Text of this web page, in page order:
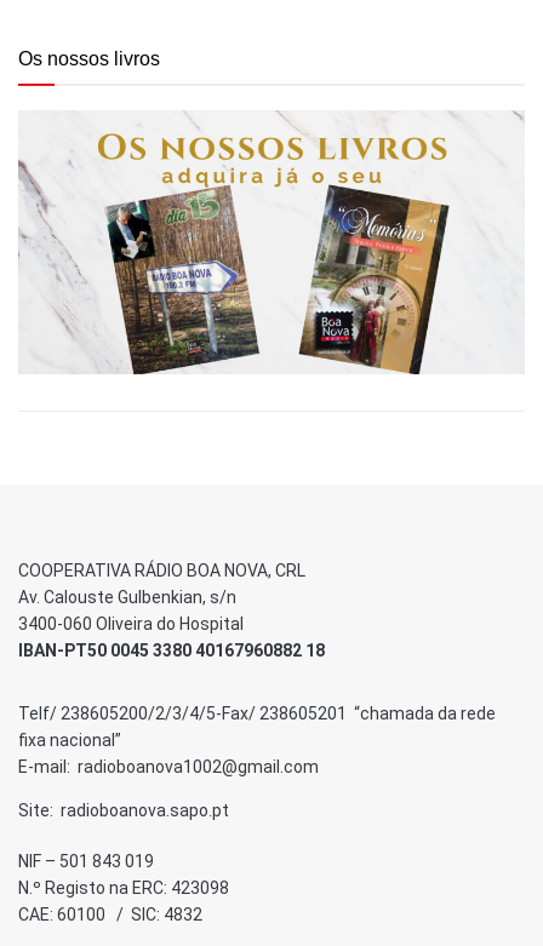
Os nossos livros
COOPERATIVA RÁDIO BOA NOVA, CRL
Av. Calouste Gulbenkian, s/n
3400-060 Oliveira do Hospital
IBAN-PT50 0045 3380 40167960882 18
Telf/ 238605200/2/3/4/5-Fax/ 238605201 “chamada da rede
fixa nacional”
E-mail: radioboanova1002@gmail.com
Site: radioboanova.sapo.pt
NIF – 501 843 019
N.º Registo na ERC: 423098
CAE: 60100 / SIC: 4832